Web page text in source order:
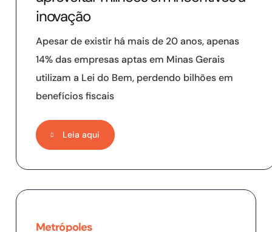
inovação
Apesar de existir há mais de 20 anos, apenas
14% das empresas aptas em Minas Gerais
utilizam a Lei do Bem, perdendo bilhões em
benefícios fiscais
Leia aqui
Metrópoles